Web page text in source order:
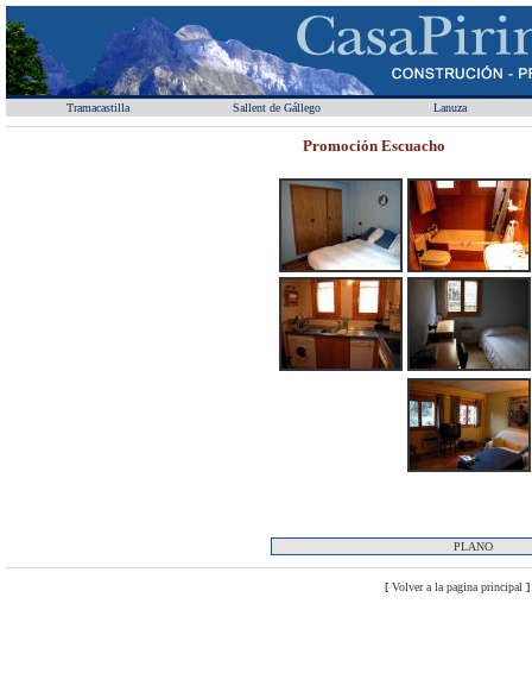
Tramacastilla Sallent de Gállego Lanuza
Promoción Escuacho
PLANO
[ Volver a la pagina principal ]